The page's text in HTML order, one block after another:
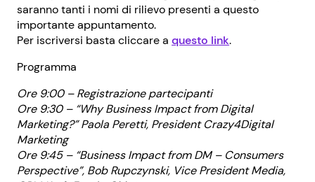
saranno tanti i nomi di rilievo presenti a questo
importante appuntamento.
Per iscriversi basta cliccare a questo link.
Programma
Ore 9:00 – Registrazione partecipanti
Ore 9:30 – “Why Business Impact from Digital
Marketing?” Paola Peretti, President Crazy4Digital
Marketing
Ore 9:45 – “Business Impact from DM – Consumers
Perspective”, Bob Rupczynski, Vice President Media,